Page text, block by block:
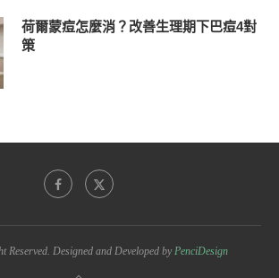
荷爾蒙痘怎麼消？改善生理期下巴痘4對
策
Reserved. Designed and Developed byPenciDesign